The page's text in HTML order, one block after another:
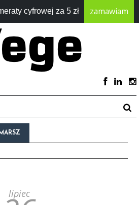
cyfrowej za 5 zł zamawiam
lipiec